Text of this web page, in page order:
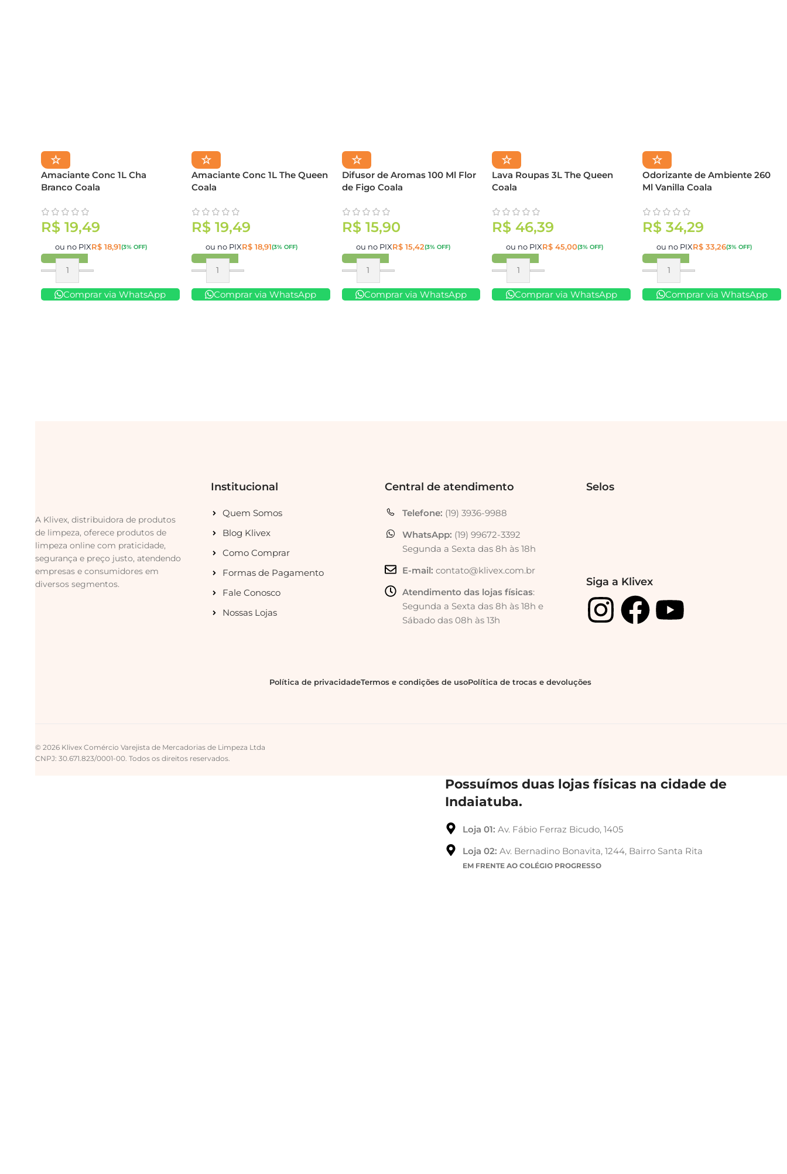
☆
Amaciante Conc 1L Cha
Branco Coala
R$ 19,49
ou no PIXR$ 18,91(3% OFF)
Comprar
Comprar via WhatsApp
☆
Amaciante Conc 1L The Queen
Coala
R$19,49
ou no PIXR$18,91(3% OFF)
Comprar
Comprar via WhatsApp
☆
Difusor de Aromas 100 Ml Flor
de Figo Coala
R$15,90
ou no PIXR$15,42(3% OFF)
Comprar
Comprar via WhatsApp
☆
Lava Roupas 3L The Queen
Coala
R$ 46,39
ou no PIXR$ 45,00(3% OFF)
Comprar
Comprar via WhatsApp
☆
Odorizante de Ambiente 260
Ml Vanilla Coala
R$ 34,29
ou no PIXR$ 33,26(3% OFF)
Comprar
Comprar via WhatsApp
A Klivex, distribuidora de produtos
de limpeza, oferece produtos de
limpeza online com praticidade,
segurança e preço justo, atendendo
empresas e consumidores em
diversos segmentos.
Institucional
Quem Somos
Blog Klivex
Como Comprar
Formas de Pagamento
Fale Conosco
Nossas Lojas
Central de atendimento
Telefone: (19) 3936-9988
WhatsApp: (19) 99672-3392
Segunda a Sexta das 8h às 18h
E-mail: contato@klivex.com.br
Atendimento das lojas físicas:
Segunda a Sexta das 8h às 18h e
Sábado das 08h às 13h
Selos
Siga a Klivex
Política de privacidadeTermos e condições de usoPolítica de trocas e devoluções
© 2026 Klivex Comércio Varejista de Mercadorias de Limpeza Ltda
CNPJ: 30.671.823/0001-00. Todos os direitos reservados.
Possuímos duas lojas físicas na cidade de
Indaiatuba.
Loja 01: Av. Fábio Ferraz Bicudo, 1405
Loja 02: Av. Bernadino Bonavita, 1244, Bairro Santa Rita
EM FRENTE AO COLÉGIO PROGRESSO